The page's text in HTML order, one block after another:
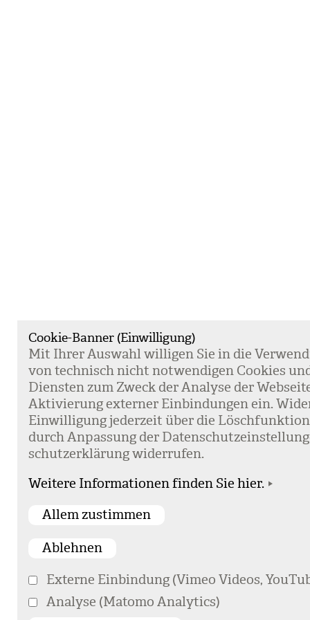
Cookie-Banner (Einwilligung)
Mit Ihrer Aus­wahl wil­li­gen Sie in die
von tech­nisch nicht not­wen­di­gen Coo­kies
Diens­ten zum Zweck der Ana­lyse der
Akti­vie­rung exter­ner Ein­bin­dun­gen ein.
Ein­wil­li­gung jeder­zeit über die
durch Anpas­sung der
schutz­er­klä­rung wider­ru­fen.
Weitere Informationen finden Sie hier.
Externe Einbindung (Vimeo Videos,
Analyse (Matomo Analytics)